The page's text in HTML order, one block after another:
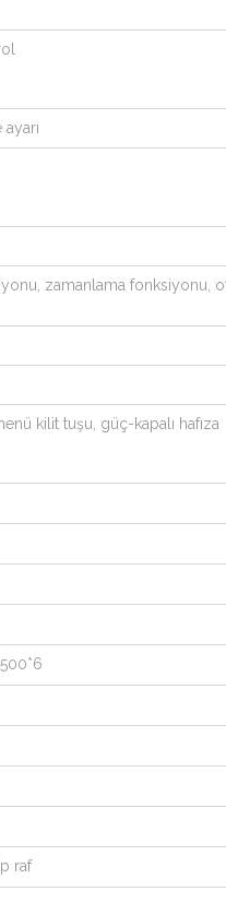
zamanlama fonksiyonu,
kilit tuşu, güç-kapalı hafıza
raf